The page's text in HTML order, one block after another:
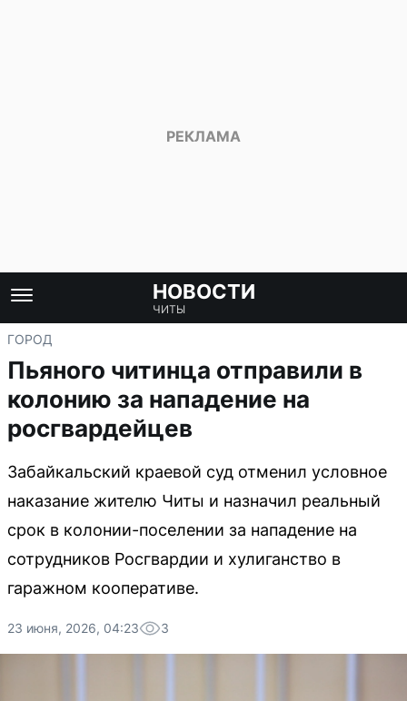
НОВОСТИ
ЧИТЫ
ГОРОД
Пьяного читинца отправили в
колонию за нападение на
росгвардейцев
Забайкальский краевой суд отменил условное
наказание жителю Читы и назначил реальный
срок в колонии-поселении за нападение на
сотрудников Росгвардии и хулиганство в
гаражном кооперативе.
23 июня, 2026, 04:23 3